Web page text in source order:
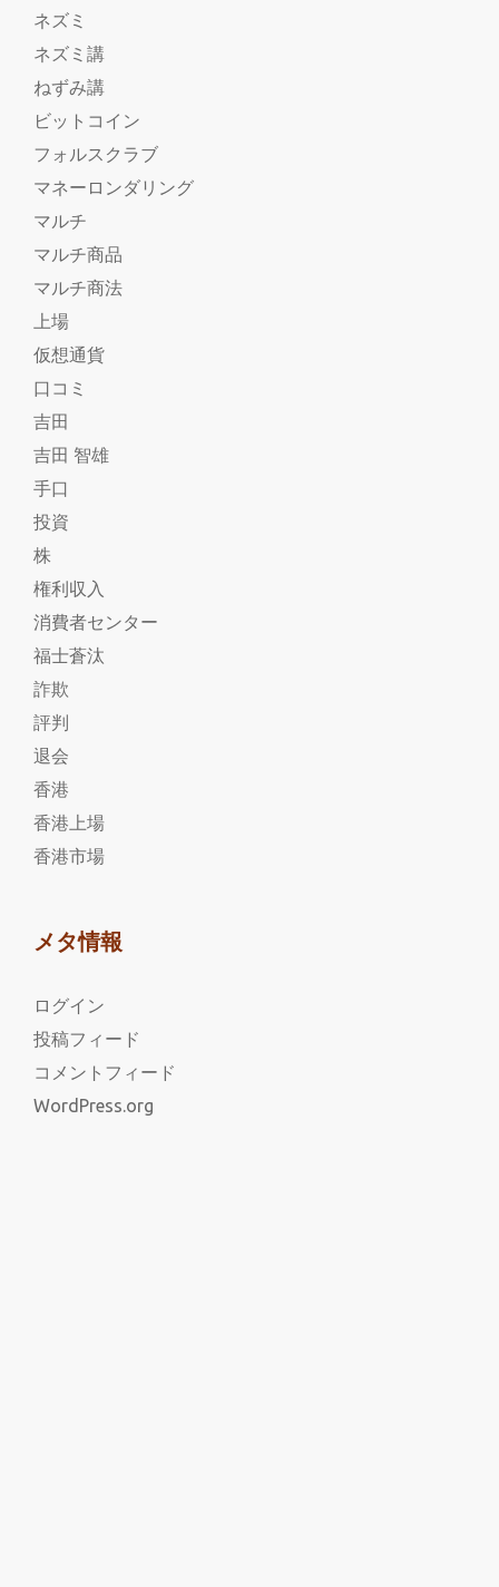
ネズミ
ネズミ講
ねずみ講
ビットコイン
フォルスクラブ
マネーロンダリング
マルチ
マルチ商品
マルチ商法
上場
仮想通貨
口コミ
吉田
吉田 智雄
手口
投資
株
権利収入
消費者センター
福士蒼汰
詐欺
評判
退会
香港
香港上場
香港市場
メタ情報
ログイン
投稿フィード
コメントフィード
WordPress.org